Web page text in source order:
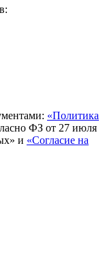
«Политика
ФЗ от 27 июля
и «Согласие на